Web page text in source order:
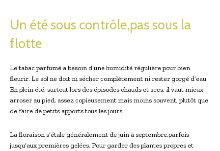
Un été sous contrôle,pas sous la
flotte
Le tabac parfumé a besoin d’une humidité régulière pour bien
fleurir. Le sol ne doit ni sécher complètement ni rester gorgé d’eau.
En plein été, surtout lors des épisodes chauds et secs, il vaut mieux
arroser au pied, assez copieusement mais moins souvent, plutôt que
de faire de petits apports tous les jours.
La floraison s’étale généralement de juin à septembre,parfois
jusqu’aux premières gelées. Pour garder des plantes propres et